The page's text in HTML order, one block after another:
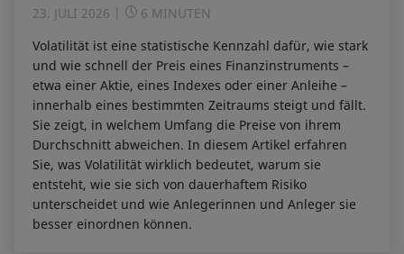
23. JULI 2026
6 MINUTEN
Volatilität ist eine statistische Kennzahl dafür, wie stark
und wie schnell der Preis eines Finanzinstruments –
etwa einer Aktie, eines Indexes oder einer Anleihe –
innerhalb eines bestimmten Zeitraums steigt und fällt.
Sie zeigt, in welchem Umfang die Preise von ihrem
Durchschnitt abweichen. In diesem Artikel erfahren
Sie, was Volatilität wirklich bedeutet, warum sie
entsteht, wie sie sich von dauerhaftem Risiko
unterscheidet und wie Anlegerinnen und Anleger sie
besser einordnen können.